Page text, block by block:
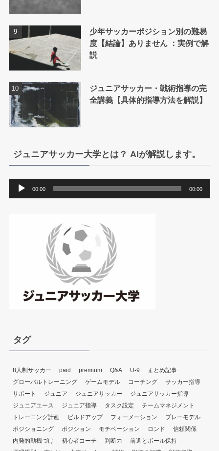
少年サッカーポジション別の難易
度【結論】ありません ：実例で解
説
ジュニアサッカー・戦術指導の完
全講義【具体的指導方法を解説】
ジュニアサッカー大学とは？ AIが解説します。
声
00:00 00:00
タグ
8人制サッカー paid premium Q&A U-9
まとめ記事
グローバルトレーニング
ゲームモデル コーチング
サッカー指導
サポート
ジュニア ジュニアサッカー
ジュニアサッカー指導
ジュニアユース
ジュニア指導 タスク設定
チームマネジメント
トレーニング計画
ビルドアップ フォーメーション
プレーモデル
ポジショニング
ポジション モチベーション ロンド
信頼関係
内発的動機づけ
初心者コーチ 判断力
前進とボール保持